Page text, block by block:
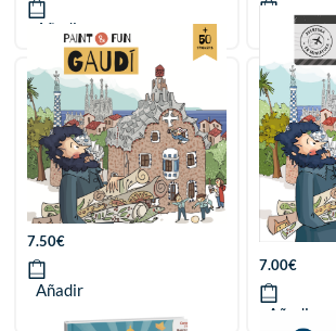
Añadir Añadir
PAINT & FUN. GAUDÍ
7.50€
Añadir
GAUDÍ.
7.00€
Añadir